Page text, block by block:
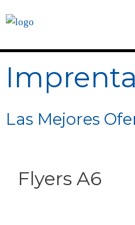
Las Mejores
Flyers A6